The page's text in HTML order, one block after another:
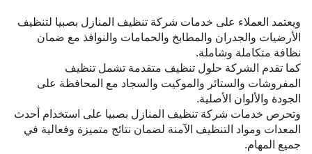
ويعتمد العملاء على خدمات شركة تنظيف المنازل بصبيا لتنظيف
الأرضيات والجدران والمطابخ والحمامات والنوافذ مع ضمان
نظافة متكاملة وشاملة.
كما تقدم الشركة حلول تنظيف متقدمة تشمل تنظيف
المفروشات والستائر والموكيت والسجاد مع المحافظة على
الجودة والألوان الأصلية.
وتحرص خدمات شركة تنظيف المنازل بصبيا على استخدام أحدث
المعدات ومواد التنظيف الآمنة لضمان نتائج متميزة وفعالية في
جميع المهام.